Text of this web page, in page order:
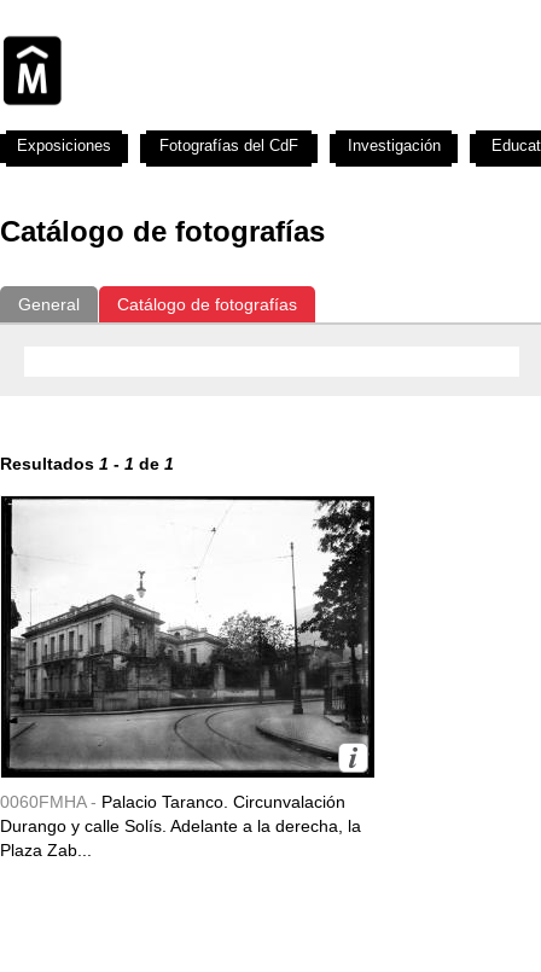
Catálogo de fotografías
General Catálogo de fotografías
Resultados 1 - 1 de 1
0060FMHA - Palacio Taranco. Circunvalación
Durango y calle Solís. Adelante a la derecha, la
Plaza Zab...
Exposiciones Fotografías del CdF Investigación